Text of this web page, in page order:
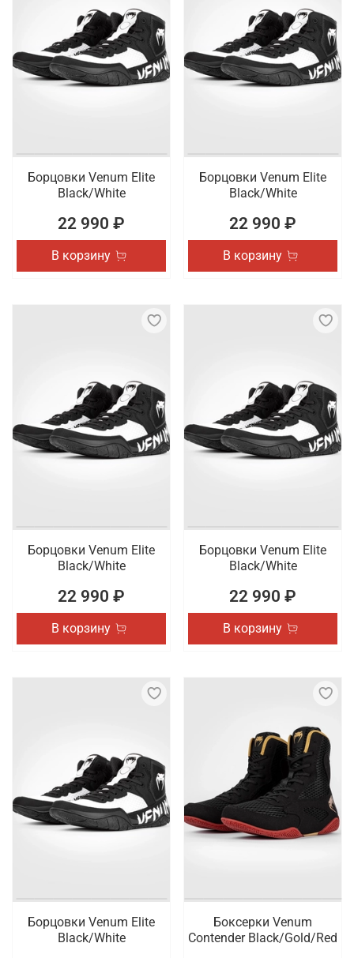
Борцовки Venum Elite
Black/White
22 990 ₽
В корзину
Борцовки Venum Elite
Black/White
22 990 ₽
В корзину
Борцовки Venum Elite
Black/White
22 990 ₽
В корзину
Борцовки Venum Elite
Black/White
22 990 ₽
В корзину
Борцовки Venum Elite
Black/White
Боксерки Venum
Contender Black/Gold/Red